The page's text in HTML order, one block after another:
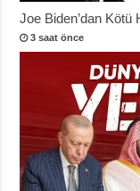
Joe Biden’dan Kötü
3 saat önce